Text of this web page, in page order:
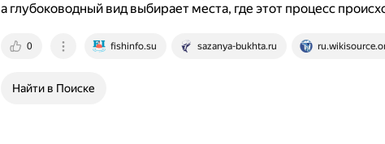
а глубоководный вид выбирает места, где этот процесс
0 fishinfo.su sazanya-bukhta.ru
Найти в Поиске